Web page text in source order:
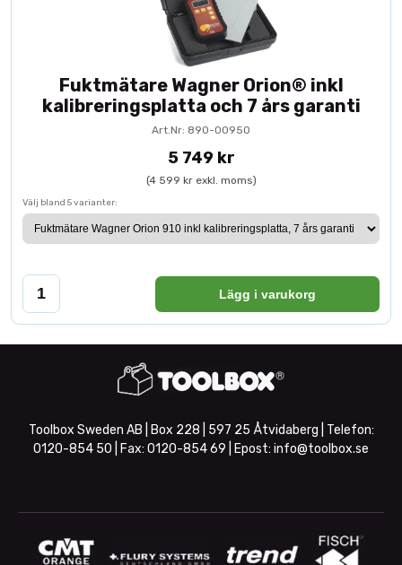
Fuktmätare Wagner Orion® inkl
kalibreringsplatta och 7 års garanti
Art.Nr: 890-00950
5 749 kr
(4 599 kr exkl. moms)
Välj bland 5 varianter:
Lägg i varukorg
Toolbox Sweden AB | Box 228 | 597 25 Åtvidaberg | Telefon:
0120-854 50 | Fax: 0120-854 69 | Epost: info@toolbox.se